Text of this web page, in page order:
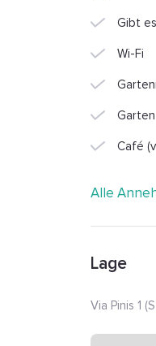
Gibt
Wi-Fi
Garten
Café
Alle
Lage
Via Pinis 1